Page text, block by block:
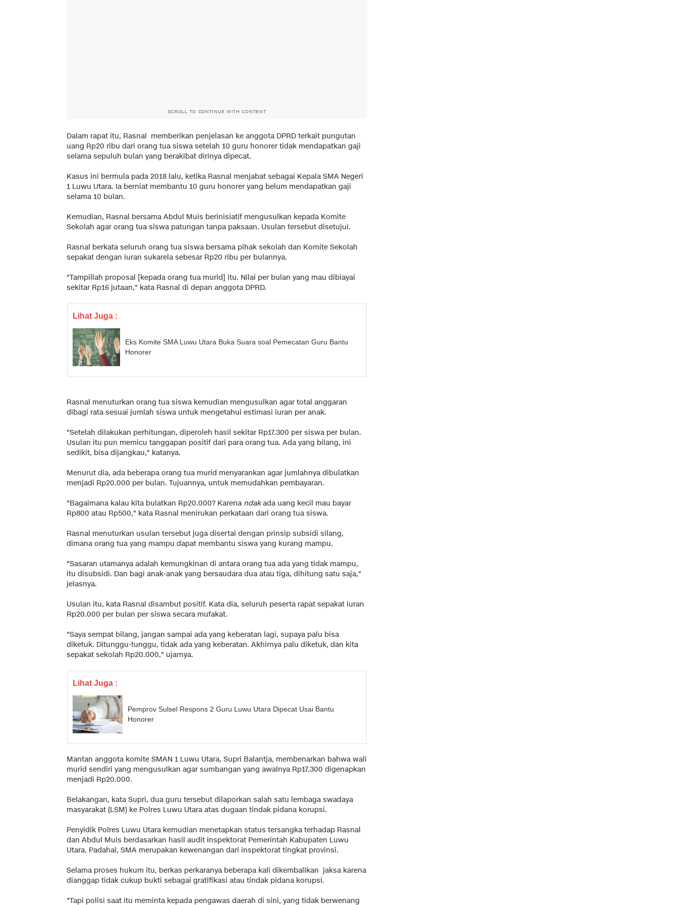
SCROLL TO CONTINUE WITH CONTENT
Dalam rapat itu, Rasnal memberikan penjelasan ke anggota DPRD terkait pungutan
uang Rp20 ribu dari orang tua siswa setelah 10 guru honorer tidak mendapatkan gaji
selama sepuluh bulan yang berakibat dirinya dipecat.
Kasus ini bermula pada 2018 lalu, ketika Rasnal menjabat sebagai Kepala SMA Negeri
1 Luwu Utara. Ia berniat membantu 10 guru honorer yang belum mendapatkan gaji
selama 10 bulan.
Kemudian, Rasnal bersama Abdul Muis berinisiatif mengusulkan kepada Komite
Sekolah agar orang tua siswa patungan tanpa paksaan. Usulan tersebut disetujui.
Rasnal berkata seluruh orang tua siswa bersama pihak sekolah dan Komite Sekolah
sepakat dengan iuran sukarela sebesar Rp20 ribu per bulannya.
"Tampillah proposal [kepada orang tua murid] itu. Nilai per bulan yang mau dibiayai
sekitar Rp16 jutaan," kata Rasnal di depan anggota DPRD.
Lihat Juga :
Eks Komite SMA Luwu Utara Buka Suara soal Pemecatan Guru Bantu
Honorer
Rasnal menuturkan orang tua siswa kemudian mengusulkan agar total anggaran
dibagi rata sesuai jumlah siswa untuk mengetahui estimasi iuran per anak.
"Setelah dilakukan perhitungan, diperoleh hasil sekitar Rp17.300 per siswa per bulan.
Usulan itu pun memicu tanggapan positif dari para orang tua. Ada yang bilang, ini
sedikit, bisa dijangkau," katanya.
Menurut dia, ada beberapa orang tua murid menyarankan agar jumlahnya dibulatkan
menjadi Rp20.000 per bulan. Tujuannya, untuk memudahkan pembayaran.
"Bagaimana kalau kita bulatkan Rp20.000? Karena ndakada uang kecil mau bayar
Rp800 atau Rp500," kata Rasnal menirukan perkataan dari orang tua siswa.
Rasnal menuturkan usulan tersebut juga disertai dengan prinsip subsidi silang,
dimana orang tua yang mampu dapat membantu siswa yang kurang mampu.
"Sasaran utamanya adalah kemungkinan di antara orang tua ada yang tidak mampu,
itu disubsidi. Dan bagi anak-anak yang bersaudara dua atau tiga, dihitung satu saja,"
jelasnya.
Usulan itu, kata Rasnal disambut positif. Kata dia, seluruh peserta rapat sepakat iuran
Rp20.000 per bulan per siswa secara mufakat.
"Saya sempat bilang, jangan sampai ada yang keberatan lagi, supaya palu bisa
diketuk. Ditunggu-tunggu, tidak ada yang keberatan. Akhirnya palu diketuk, dan kita
sepakat sekolah Rp20.000," ujarnya.
Lihat Juga :
Pemprov Sulsel Respons 2 Guru Luwu Utara Dipecat Usai Bantu
Honorer
Mantan anggota komite SMAN 1 Luwu Utara, Supri Balantja, membenarkan bahwa wali
murid sendiri yang mengusulkan agar sumbangan yang awalnya Rp17.300 digenapkan
menjadi Rp20.000.
Belakangan, kata Supri, dua guru tersebut dilaporkan salah satu lembaga swadaya
masyarakat (LSM) ke Polres Luwu Utara atas dugaan tindak pidana korupsi.
Penyidik Polres Luwu Utara kemudian menetapkan status tersangka terhadap Rasnal
dan Abdul Muis berdasarkan hasil audit Inspektorat Pemerintah Kabupaten Luwu
Utara. Padahal, SMA merupakan kewenangan dari inspektorat tingkat provinsi.
Selama proses hukum itu, berkas perkaranya beberapa kali dikembalikan jaksa karena
dianggap tidak cukup bukti sebagai gratifikasi atau tindak pidana korupsi.
"Tapi polisi saat itu meminta kepada pengawas daerah di sini, yang tidak berwenang